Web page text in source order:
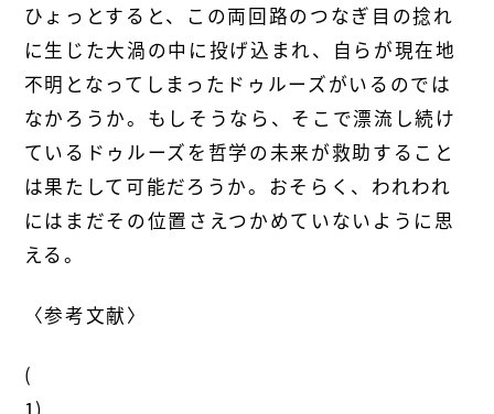
ひょっとすると、この両回路のつなぎ目の捻れ
に生じた大渦の中に投げ込まれ、自らが現在地
不明となってしまったドゥルーズがいるのでは
なかろうか。もしそうなら、そこで漂流し続け
ているドゥルーズを哲学の未来が救助すること
は果たして可能だろうか。おそらく、われわれ
にはまだその位置さえつかめていないように思
える。
〈参考文献〉
(